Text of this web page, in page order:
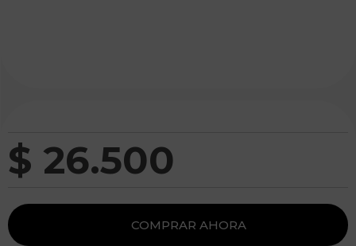
$ 26.500